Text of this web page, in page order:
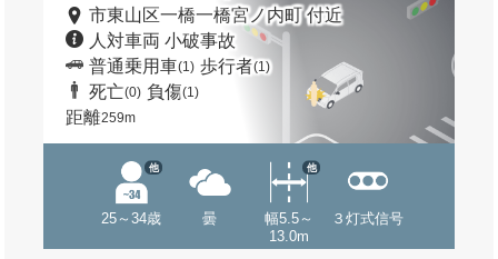
市東山区一橋一橋宮ノ内町 付近
人対車両 小破事故
普通乗用車(1) 歩行者(1)
死亡(0) 負傷(1)
距離259m
25～34歳
他
曇
幅5.5～
13.0m
他
３灯式信号